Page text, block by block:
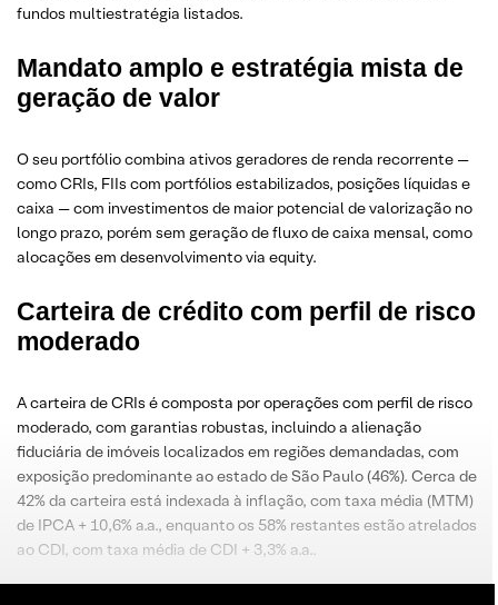
fundos multiestratégia listados.
Mandato amplo e estratégia mista de
geração de valor
O seu portfólio combina ativos geradores de renda recorrente —
como CRIs, FIIs com portfólios estabilizados, posições líquidas e
caixa — com investimentos de maior potencial de valorização no
longo prazo, porém sem geração de fluxo de caixa mensal, como
alocações em desenvolvimento via equity.
Carteira de crédito com perfil de risco
moderado
A carteira de CRIs é composta por operações com perfil de risco
moderado, com garantias robustas, incluindo a alienação
fiduciária de imóveis localizados em regiões demandadas, com
exposição predominante ao estado de São Paulo (46%). Cerca de
42% da carteira está indexada à inflação, com taxa média (MTM)
de IPCA + 10,6% a.a., enquanto os 58% restantes estão atrelados
ao CDI, com taxa média de CDI + 3,3% a.a..